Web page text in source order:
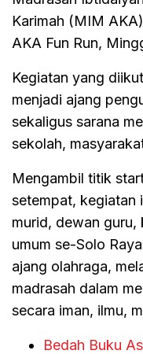
Karimah (MIM
AKA Fun Run,
Kegiatan yang
menjadi ajang
sekaligus sarana
sekolah,
Mengambil titik
setempat, kegiatan
murid, dewan
umum se-Solo
ajang olahraga,
madrasah dalam
secara iman, ilmu,
Bedah Buku